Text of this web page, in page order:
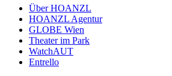
Über HOANZL
HOANZL Agentur
GLOBE Wien
Theater im Park
WatchAUT
Entrello